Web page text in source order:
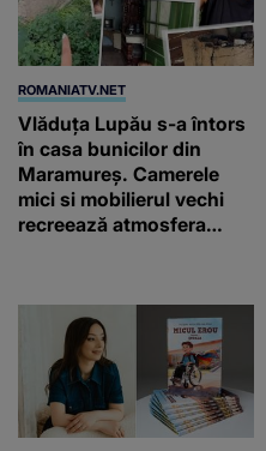
ROMANIATV.NET
Vlăduța Lupău s-a întors
în casa bunicilor din
Maramureș. Camerele
mici si mobilierul vechi
recreează atmosfera